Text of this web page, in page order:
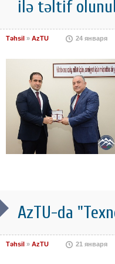
ilə təltif
Təhsil » AzTU 24 января
AzTU-da
Təhsil » AzTU 21 января